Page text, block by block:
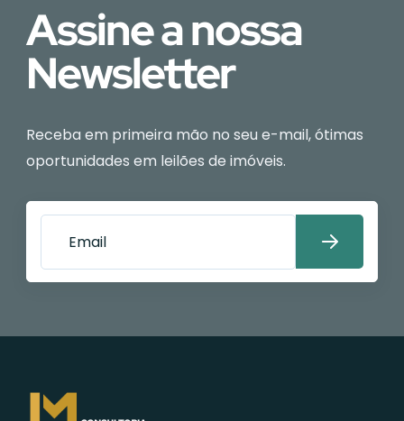
Assine a nossa
Newsletter
Receba em primeira mão no seu e-mail, ótimas
oportunidades em leilões de imóveis.